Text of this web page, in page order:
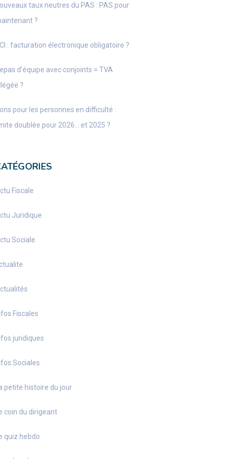
taux neutres du PAS : PAS pour
?
: facturation électronique obligatoire ?
d’équipe avec conjoints = TVA
?
pour les personnes en difficulté :
doublée pour 2026… et 2025 ?
Fiscale
Juridique
Sociale
Fiscales
juridiques
Sociales
petite histoire du jour
coin du dirigeant
quiz hebdo